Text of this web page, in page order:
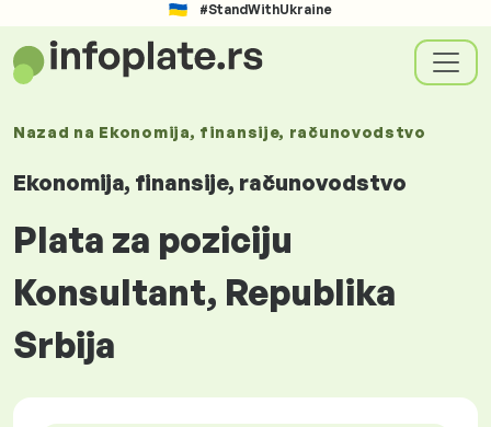
#StandWithUkraine
Nazad na Ekonomija, finansije, računovodstvo
Ekonomija, finansije, računovodstvo
Plata za poziciju
Konsultant, Republika
Srbija